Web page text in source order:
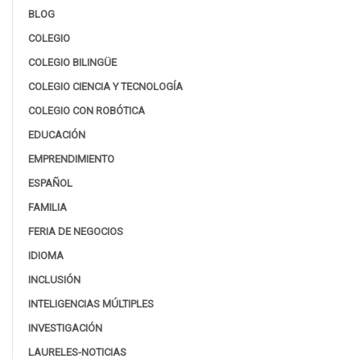
BLOG
COLEGIO
COLEGIO BILINGÜE
COLEGIO CIENCIA Y TECNOLOGÍA
COLEGIO CON ROBÓTICA
EDUCACIÓN
EMPRENDIMIENTO
ESPAÑOL
FAMILIA
FERIA DE NEGOCIOS
IDIOMA
INCLUSIÓN
INTELIGENCIAS MÚLTIPLES
INVESTIGACIÓN
LAURELES-NOTICIAS